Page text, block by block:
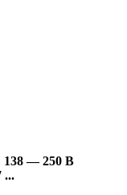
138 — 250 В
...